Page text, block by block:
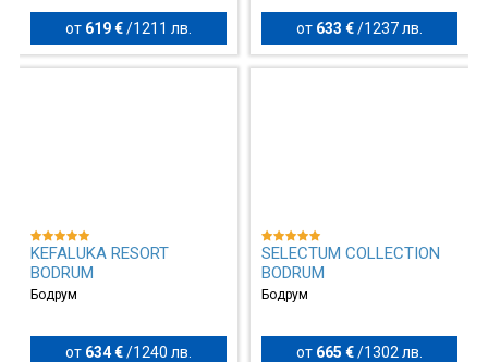
от 619 € / 1211 лв. от 633 €/ 1237 лв.
KEFALUKA RESORT
BODRUM
Бодрум
от 634 € / 1240 лв.
SELECTUM COLLECTION
BODRUM
Бодрум
от 665 €/ 1302 лв.